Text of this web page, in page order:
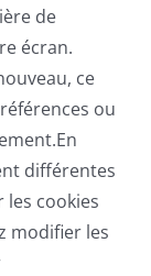
de
écran.
ce
ou
différentes
cookies
modifier les